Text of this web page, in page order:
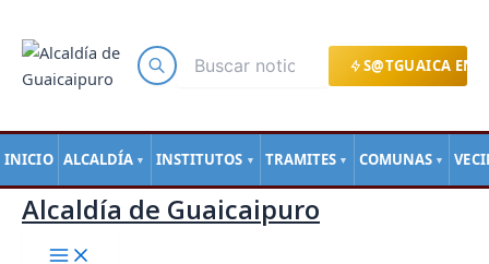
S@TGUAICA EN
INICIO ALCALDÍA ▼ INSTITUTOS ▼ TRAMITES ▼ COMUNAS ▼
contenido
Alcaldía de Guaicaipuro
de
entradas